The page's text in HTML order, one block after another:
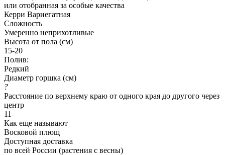
или отобранная за особые качества
Керри Вариегатная
Сложность
Умеренно неприхотливые
Высота от пола (см)
15-20
Полив:
Редкий
Диаметр горшка (см)
?
Расстояние по верхнему краю от одного края до другого через
центр
11
Как еще называют
Восковой плющ
Доступная доставка
по всей России (растения с весны)